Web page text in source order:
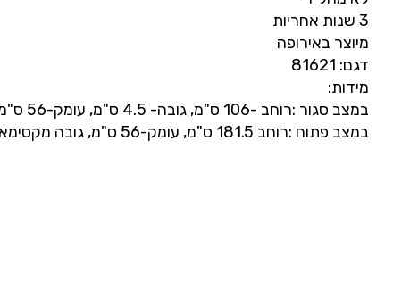
3 שנות אחריות
מיוצר באירופה
דגם: 81621
מידות:
במצב סגור :רוחב -106 ס"מ, גובה- 4.5 ס"מ, עומק-56 ס"מ
במצב פתוח :רוחב 181.5 ס"מ, עומק-56 ס"מ, גובה מקסימאלי – 100 ס"מ